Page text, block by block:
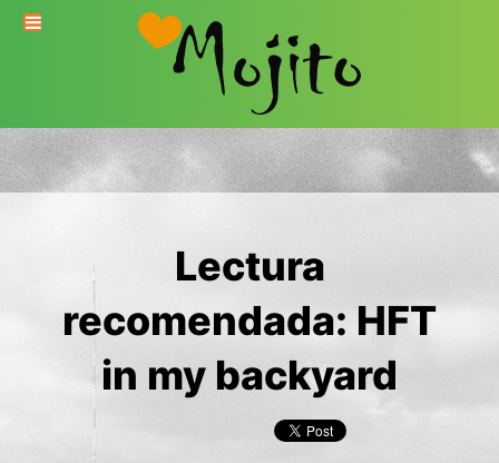
Lectura
recomendada: HFT
in my backyard